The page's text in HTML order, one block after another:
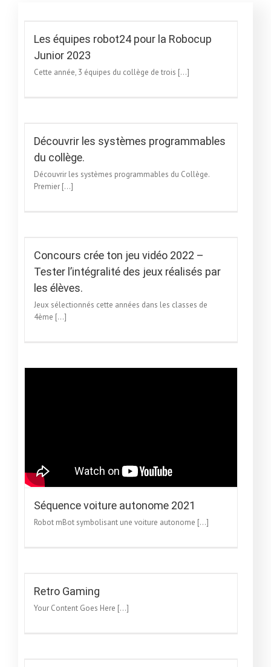
Les équipes robot24 pour la Robocup
Junior 2023
Cette année, 3 équipes du collège de trois [...]
Découvrir les systèmes programmables
du collège.
Découvrir les systèmes programmables du Collège.
Premier [...]
Concours crée ton jeu vidéo 2022 –
Tester l’intégralité des jeux réalisés par
les élèves.
Jeux sélectionnés cette années dans les classes de
4ème [...]
Séquence voiture autonome 2021
Robot mBot symbolisant une voiture autonome [...]
Retro Gaming
Your Content Goes Here [...]